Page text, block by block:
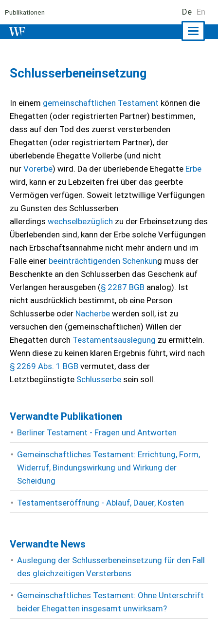
Publikationen De En
Schlusserbeneinsetzung
In einem gemeinschaftlichen Testament können die
Ehegatten (oder registrierten Partner) bestimmen,
dass auf den Tod des zuerst versterbenden
Ehegatten (oder registriertem Partner), der
überlebende Ehegatte Vollerbe (und nicht
nur Vorerbe) wird. Da der überlebende Ehegatte Erbe
wird, kann er zu Lebzeiten frei über das geerbte
Vermögen verfügen. Soweit letztwillige Verfügungen
zu Gunsten des Schlusserben
allerdings wechselbezüglich zu der Erbeinsetzung des
Überlebenden sind, kann der Erbe solche Verfügungen
nach Erbschaftsannahme nicht mehr ändern und im
Falle einer beeinträchtigenden Schenkung muss der
Beschenkte an den Schlusserben das Geschenk auf
Verlangen herausgeben (§ 2287 BGB analog). Ist
nicht ausdrücklich bestimmt, ob eine Person
Schlusserbe oder Nacherbe werden soll, ist zu
versuchen den (gemeinschaftlichen) Willen der
Ehegatten durch Testamentsauslegung zu ermitteln.
Wenn diese zu keinen klaren Ergebnis führt, wird nach
§ 2269 Abs. 1 BGB vermutet, dass der
Letztbegünstigte Schlusserbe sein soll.
Verwandte Publikationen
Berliner Testament - Fragen und Antworten
Gemeinschaftliches Testament: Errichtung, Form,
Widerruf, Bindungswirkung und Wirkung der
Scheidung
Testamentseröffnung - Ablauf, Dauer, Kosten
Verwandte News
Auslegung der Schlusserbeneinsetzung für den Fall
des gleichzeitigen Versterbens
Gemeinschaftliches Testament: Ohne Unterschrift
beider Ehegatten insgesamt unwirksam?